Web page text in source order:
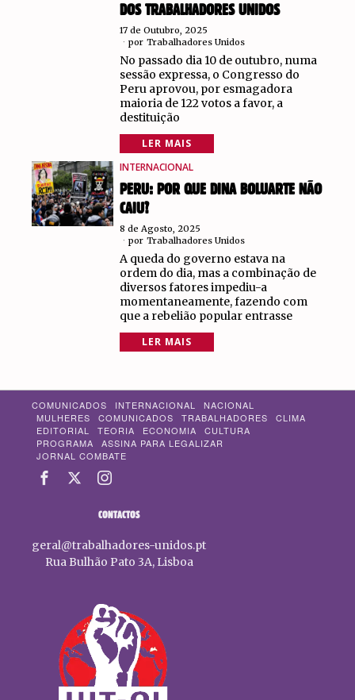
DOS TRABALHADORES UNIDOS
17 de Outubro, 2025
por Trabalhadores Unidos
No passado dia 10 de outubro, numa
sessão expressa, o Congresso do
Peru aprovou, por esmagadora
maioria de 122 votos a favor, a
destituição
LER MAIS
INTERNACIONAL
PERU: POR QUE DINA BOLUARTE NÃO
CAIU?
8 de Agosto, 2025
por Trabalhadores Unidos
A queda do governo estava na
ordem do dia, mas a combinação de
diversos fatores impediu-a
momentaneamente, fazendo com
que a rebelião popular entrasse
LER MAIS
COMUNICADOS INTERNACIONAL
NACIONAL
MULHERES
COMUNICADOS TRABALHADORES
CLIMA
EDITORIAL
TEORIA ECONOMIA
CULTURA
PROGRAMA
ASSINA PARA LEGALIZAR
JORNAL COMBATE
CONTACTOS
geral@trabalhadores-unidos.pt
Rua Bulhão Pato 3A, Lisboa